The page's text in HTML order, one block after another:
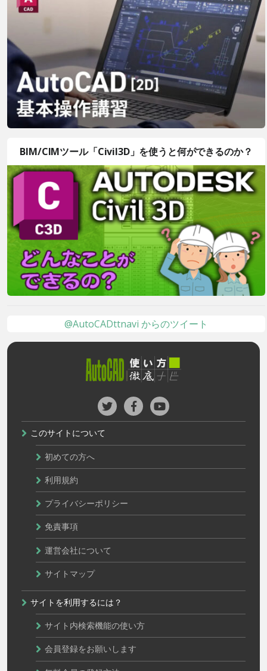
BIM/CIMツール「Civil3D」を使うと何ができるのか？
@AutoCADttnavi からのツイート
このサイトについて
初めての方へ
利用規約
プライバシーポリシー
免責事項
運営会社について
サイトマップ
サイトを利用するには？
サイト内検索機能の使い方
会員登録をお願いします